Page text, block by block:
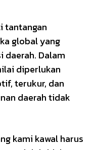
tantangan
global yang
daerah. Dalam
diperlukan
terukur, dan
daerah tidak
kami kawal harus